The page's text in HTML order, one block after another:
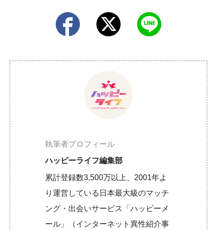
執筆者プロフィール
ハッピーライフ編集部
累計登録数3,500万以上、2001年よ
り運営している日本最大級のマッチ
ング・出会いサービス「ハッピーメ
ール」（インターネット異性紹介事